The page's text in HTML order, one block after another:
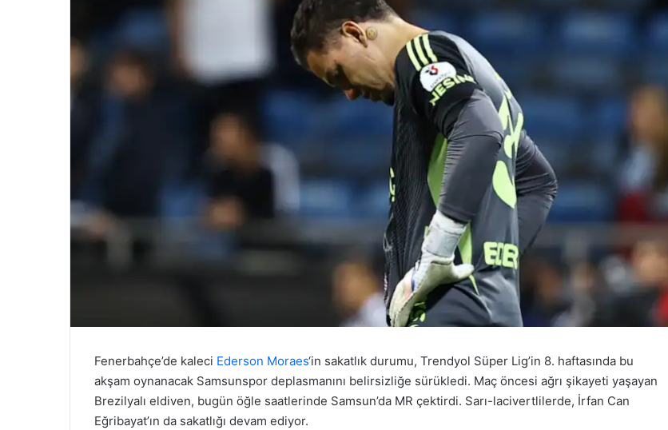
Fenerbahçe’de kaleci Ederson Moraes‘in sakatlık durumu, Trendyol Süper Lig’in 8. haftasında bu
akşam oynanacak Samsunspor deplasmanını belirsizliğe sürükledi. Maç öncesi ağrı şikayeti yaşayan
Brezilyalı eldiven, bugün öğle saatlerinde Samsun’da MR çektirdi. Sarı-lacivertlilerde, İrfan Can
Eğribayat’ın da sakatlığı devam ediyor.